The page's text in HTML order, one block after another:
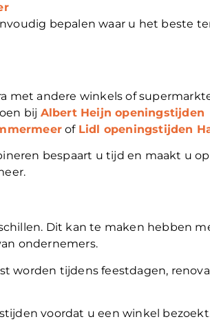
bepalen waar u het beste
met andere winkels of
bij Albert Heijn openingstijden
of Lidl openingstijden
bespaart u tijd en maakt u
Dit kan te maken hebben
ondernemers.
worden tijdens feestdagen,
voordat u een winkel